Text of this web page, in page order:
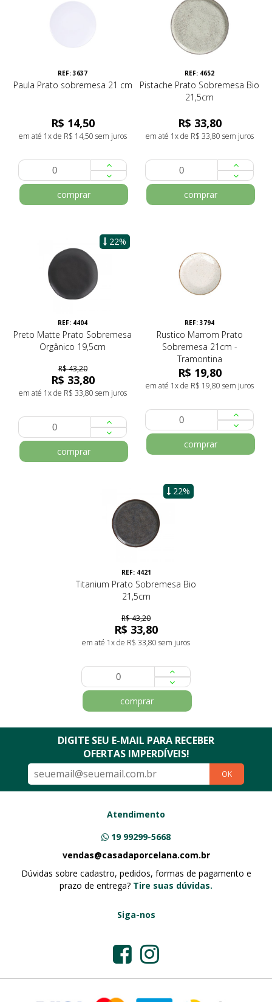
REF: 3637
Paula Prato sobremesa 21 cm
R$ 14,50
em até 1x de R$ 14,50 sem juros
comprar
REF: 4652
Pistache Prato Sobremesa Bio
21,5cm
R$ 33,80
em até 1x de R$ 33,80 sem juros
comprar
22%
REF: 4404
Preto Matte Prato Sobremesa
Orgânico 19,5cm
R$ 43,20
R$ 33,80
em até 1x de R$ 33,80 sem juros
comprar
REF: 3794
Rustico Marrom Prato
Sobremesa 21cm -
Tramontina
R$ 19,80
em até 1x de R$ 19,80 sem juros
comprar
22%
REF: 4421
Titanium Prato Sobremesa Bio
21,5cm
R$ 43,20
R$ 33,80
em até 1x de R$ 33,80 sem juros
comprar
DIGITE SEU E-MAIL PARA RECEBER
OFERTAS IMPERDÍVEIS!
OK
Atendimento
19 99299-5668
vendas@casadaporcelana.com.br
Dúvidas sobre cadastro, pedidos, formas de pagamento e
prazo de entrega? Tire suas dúvidas.
Siga-nos